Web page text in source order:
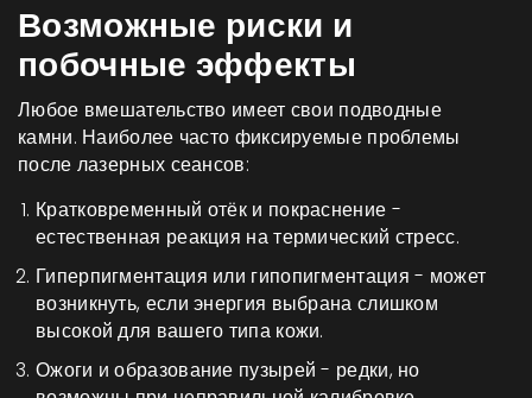
Возможные риски и
побочные эффекты
Любое вмешательство имеет свои подводные
камни. Наиболее часто фиксируемые проблемы
после лазерных сеансов:
Кратковременный отёк и покраснение -
естественная реакция на термический стресс.
Гиперпигментация или гипопигментация - может
возникнуть, если энергия выбрана слишком
высокой для вашего типа кожи.
Ожоги и образование пузырей - редки, но